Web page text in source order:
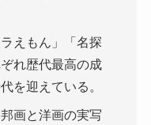
えもん」「名探
れ歴代最高の成
を迎えている。
画と洋画の実写